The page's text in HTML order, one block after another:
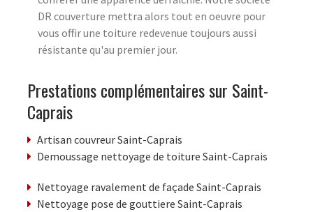
DR couverture mettra alors tout en oeuvre pour
vous offir une toiture redevenue toujours aussi
résistante qu'au premier jour.
Prestations complémentaires sur Saint-
Caprais
Artisan couvreur Saint-Caprais
Demoussage nettoyage de toiture Saint-Caprais
Nettoyage ravalement de façade Saint-Caprais
Nettoyage pose de gouttiere Saint-Caprais